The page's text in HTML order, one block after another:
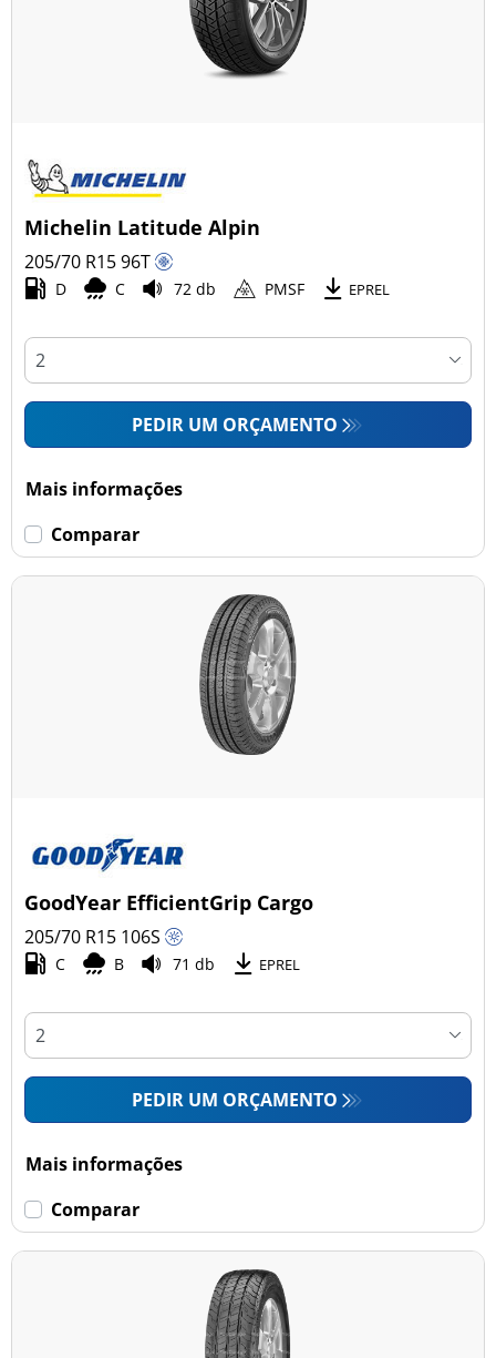
Michelin Latitude Alpin
205/70 R1596T
D C 72 db PMSF EPREL
PEDIR UM ORÇAMENTO
Mais informações
Comparar
GoodYear EfficientGrip Cargo
205/70 R15 106S
C B 71 db EPREL
PEDIR UM ORÇAMENTO
Mais informações
Comparar